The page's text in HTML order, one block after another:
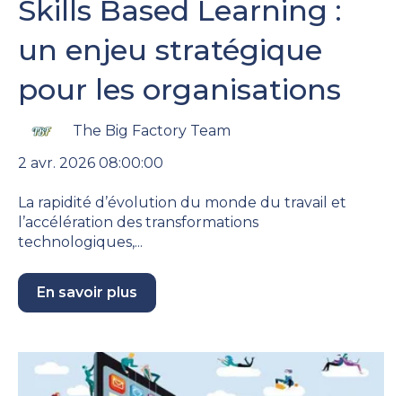
Skills Based Learning :
un enjeu stratégique
pour les organisations
The Big Factory Team
2 avr. 2026 08:00:00
La rapidité d’évolution du monde du travail et
l’accélération des transformations
technologiques,...
En savoir plus